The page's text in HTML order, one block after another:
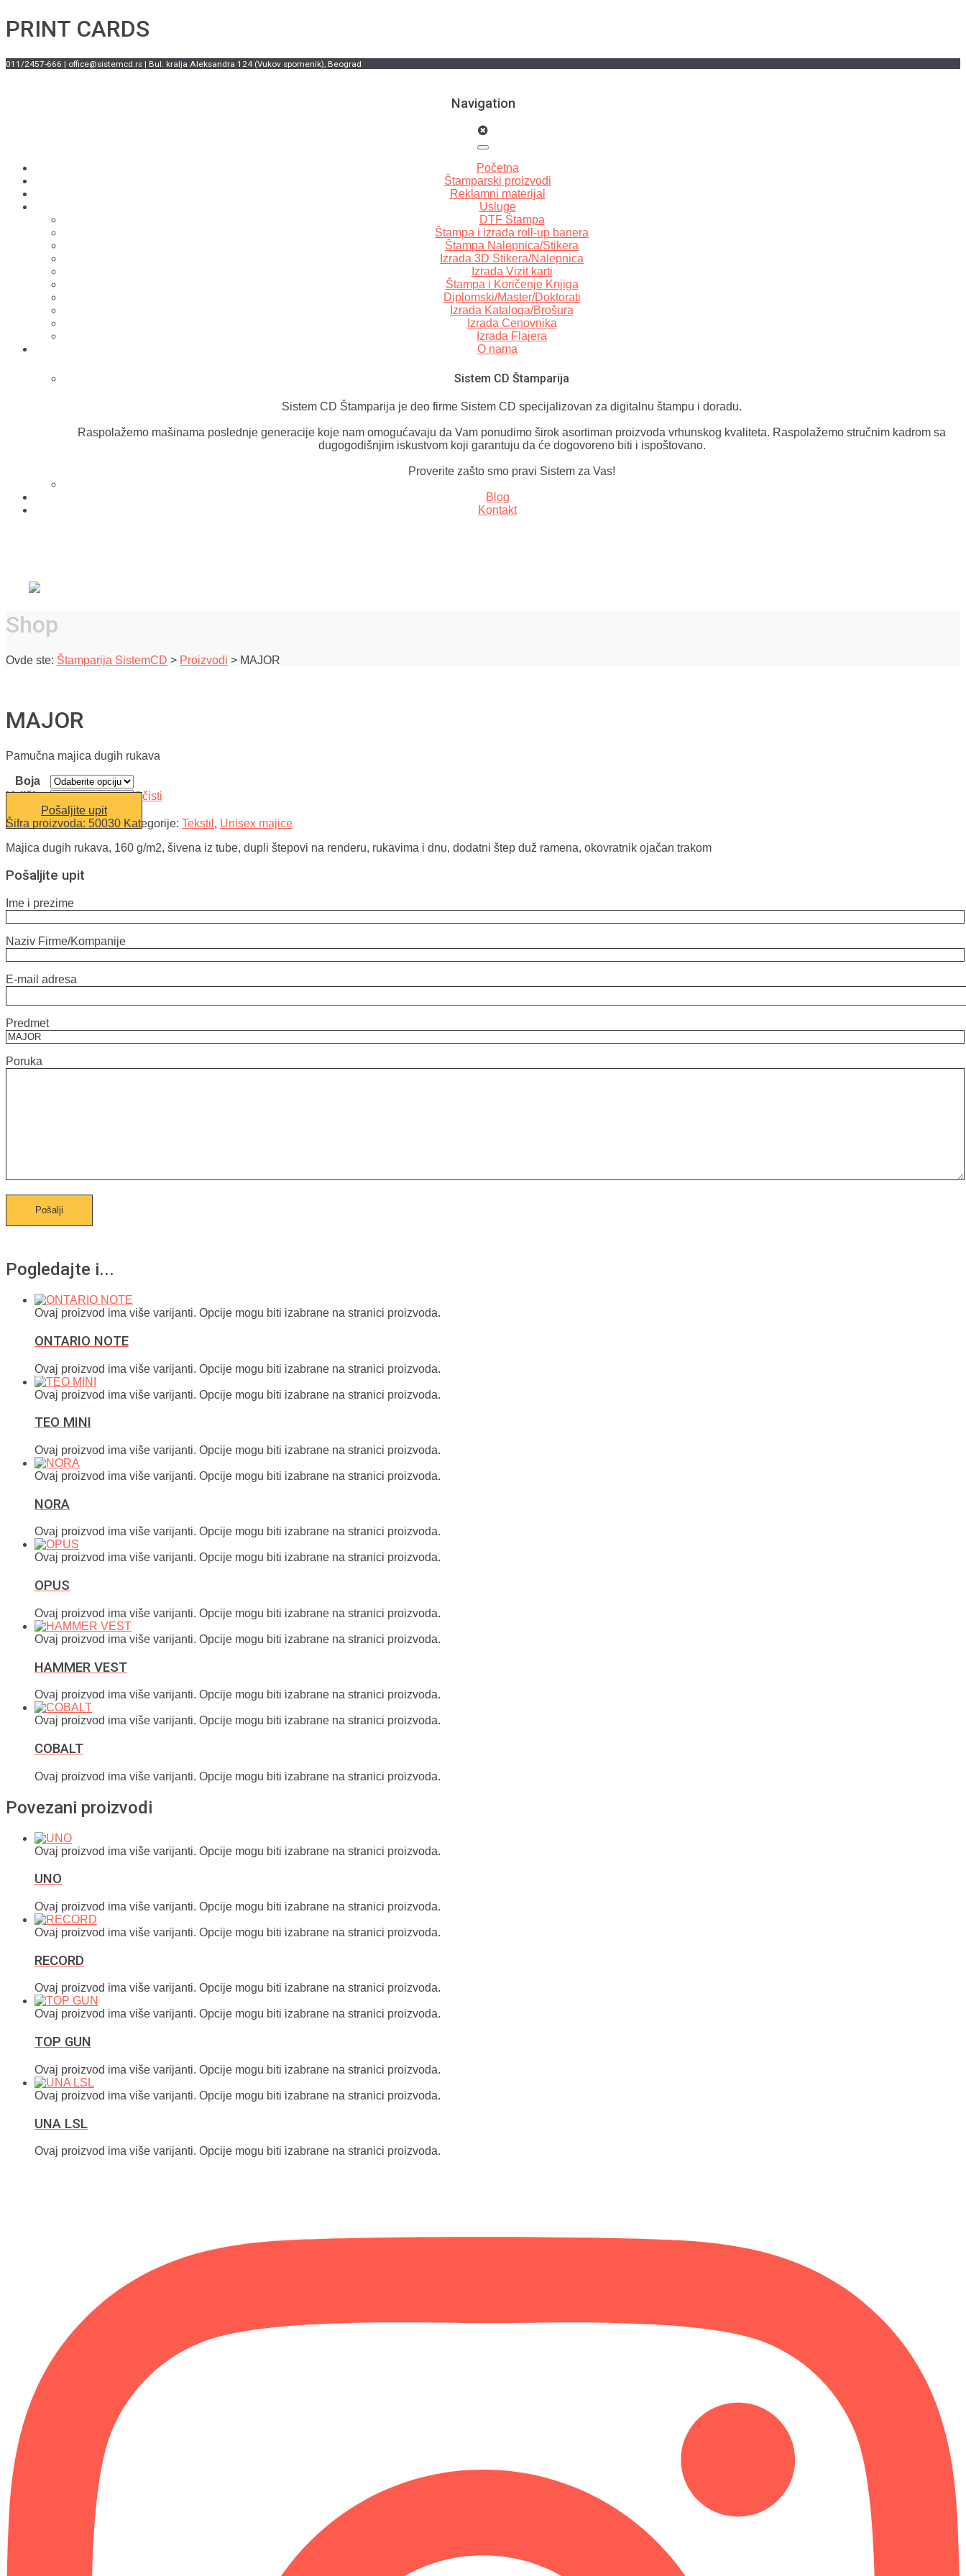
PRINT CARDS
011/2457-666 | office@sistemcd.rs | Bul. kralja Aleksandra 124 (Vukov spomenik), Beograd
Navigation
Početna
Štamparski proizvodi
Reklamni materijal
Usluge
DTF Štampa
Štampa i izrada roll-up banera
Štampa Nalepnica/Stikera
Izrada 3D Stikera/Nalepnica
Izrada Vizit karti
Štampa i Koričenje Knjiga
Diplomski/Master/Doktorati
Izrada Kataloga/Brošura
Izrada Cenovnika
Izrada Flajera
O nama
Sistem CD Štamparija
Sistem CD Štamparija je deo firme Sistem CD specijalizovan za digitalnu štampu i doradu.
Raspolažemo mašinama poslednje generacije koje nam omogućavaju da Vam ponudimo širok asortiman proizvoda vrhunskog kvaliteta. Raspolažemo stručnim kadrom sa
dugogodišnjim iskustvom koji garantuju da će dogovoreno biti i ispoštovano.
Proverite zašto smo pravi Sistem za Vas!
Blog
Kontakt
Shop
Ovde ste: Štamparija SistemCD > Proizvodi > MAJOR
MAJOR
Pamučna majica dugih rukava
Boja
Veličina
Očisti
Pošaljite upit
Šifra proizvoda: 50030 Kategorije: Tekstil , Unisex majice
Majica dugih rukava, 160 g/m2, šivena iz tube, dupli štepovi na renderu, rukavima i dnu, dodatni štep duž ramena, okovratnik ojačan trakom
Pošaljite upit
Ime i prezime
Naziv Firme/Kompanije
E-mail adresa
Predmet
Poruka
Pogledajte i...
Ovaj proizvod ima više varijanti. Opcije mogu biti izabrane na stranici proizvoda.
ONTARIO NOTE
Ovaj proizvod ima više varijanti. Opcije mogu biti izabrane na stranici proizvoda.
Ovaj proizvod ima više varijanti. Opcije mogu biti izabrane na stranici proizvoda.
TEO MINI
Ovaj proizvod ima više varijanti. Opcije mogu biti izabrane na stranici proizvoda.
Ovaj proizvod ima više varijanti. Opcije mogu biti izabrane na stranici proizvoda.
NORA
Ovaj proizvod ima više varijanti. Opcije mogu biti izabrane na stranici proizvoda.
Ovaj proizvod ima više varijanti. Opcije mogu biti izabrane na stranici proizvoda.
OPUS
Ovaj proizvod ima više varijanti. Opcije mogu biti izabrane na stranici proizvoda.
Ovaj proizvod ima više varijanti. Opcije mogu biti izabrane na stranici proizvoda.
HAMMER VEST
Ovaj proizvod ima više varijanti. Opcije mogu biti izabrane na stranici proizvoda.
Ovaj proizvod ima više varijanti. Opcije mogu biti izabrane na stranici proizvoda.
COBALT
Ovaj proizvod ima više varijanti. Opcije mogu biti izabrane na stranici proizvoda.
Povezani proizvodi
Ovaj proizvod ima više varijanti. Opcije mogu biti izabrane na stranici proizvoda.
UNO
Ovaj proizvod ima više varijanti. Opcije mogu biti izabrane na stranici proizvoda.
Ovaj proizvod ima više varijanti. Opcije mogu biti izabrane na stranici proizvoda.
RECORD
Ovaj proizvod ima više varijanti. Opcije mogu biti izabrane na stranici proizvoda.
Ovaj proizvod ima više varijanti. Opcije mogu biti izabrane na stranici proizvoda.
TOP GUN
Ovaj proizvod ima više varijanti. Opcije mogu biti izabrane na stranici proizvoda.
Ovaj proizvod ima više varijanti. Opcije mogu biti izabrane na stranici proizvoda.
UNA LSL
Ovaj proizvod ima više varijanti. Opcije mogu biti izabrane na stranici proizvoda.